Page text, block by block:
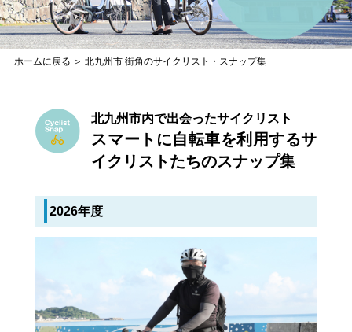
ホームに戻る ＞ 北九州市 街角のサイクリスト・スナップ集
北九州市内で出会ったサイクリスト
スマートに自転車を利用するサ
イクリストたちのスナップ集
2026年度